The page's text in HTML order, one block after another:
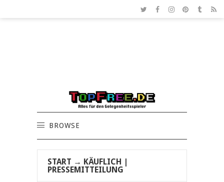
BROWSE
START → KÄUFLICH
PRESSEMITTEILUNG